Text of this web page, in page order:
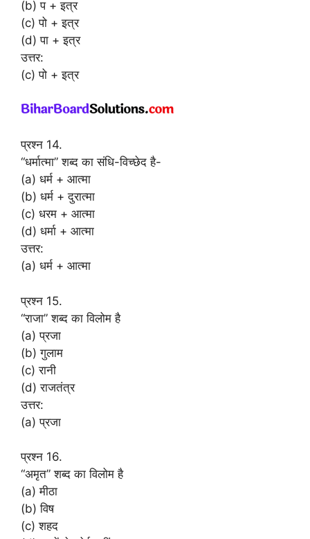
(b) प + इत्र
(c) पो + इत्र
(d) पा + इत्र
उत्तर:
(c) पो + इत्र
प्रश्न 14.
“धर्मात्मा” शब्द का संधि-विच्छेद है-
(a) धर्म + आत्मा
(b) धर्म + दुरात्मा
(c) धरम + आत्मा
(d) धर्मा + आत्मा
उत्तर:
(a) धर्म + आत्मा
प्रश्न 15.
“राजा” शब्द का विलोम है
(a) प्रजा
(b) गुलाम
(c) रानी
(d) राजतंत्र
उत्तर:
(a) प्रजा
प्रश्न 16.
“अमृत” शब्द का विलोम है
(a) मीठा
(b) विष
(c) शहद